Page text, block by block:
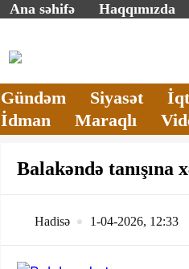
Ana səhifə Haqqımızda
Gündəm Siyasət
İdman
Maraqlı
Balakəndə tanışına
Hadisə 1-04-2026, 12:33